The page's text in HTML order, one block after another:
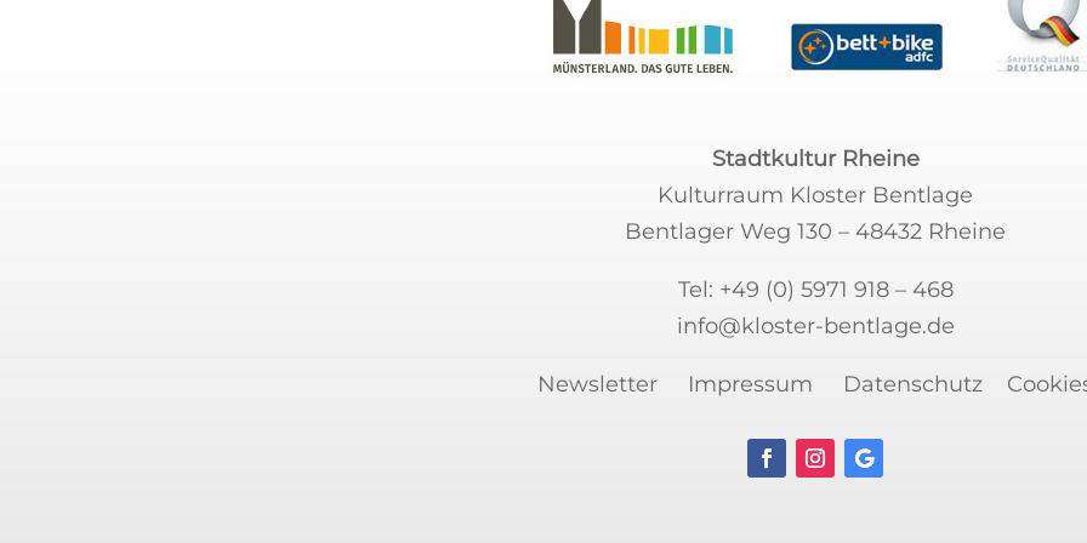
Stadtkultur Rheine
Kulturraum Kloster Bentlage
Bentlager Weg 130 – 48432 Rheine
Tel: +49 (0) 5971 918 – 468
info@kloster-bentlage.de
Newsletter Impressum Datenschutz